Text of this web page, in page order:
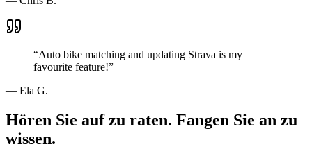
“Auto bike matching and updating Strava is my
favourite feature!”
— Ela G.
Hören Sie auf zu raten. Fangen Sie an zu
wissen.